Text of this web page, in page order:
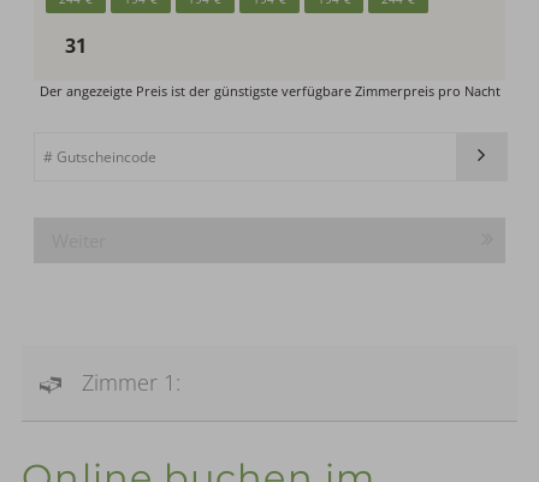
Zimmer 1: